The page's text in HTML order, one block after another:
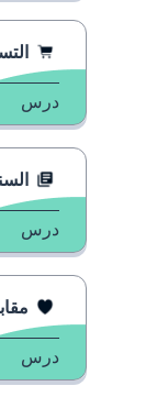
درس
درس
درس